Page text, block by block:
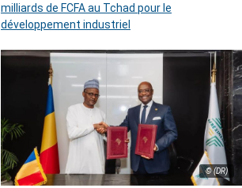
milliards de FCFA au Tchad pour le
développement industriel
© (DR)